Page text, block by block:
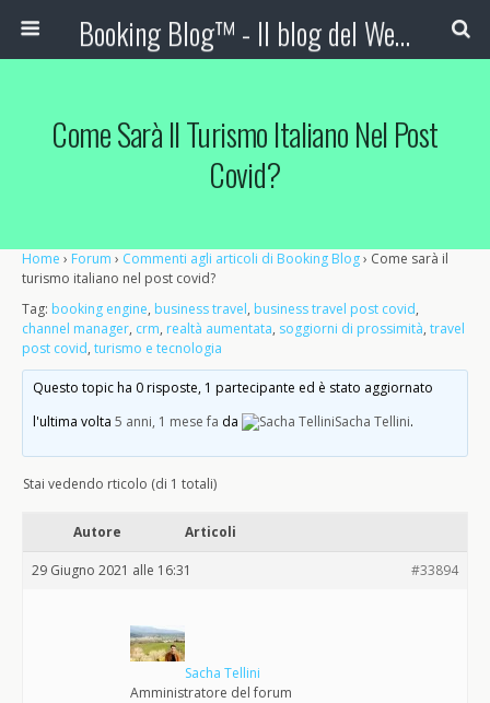
Booking Blog™ - Il blog del Web Marketing Turistico
Come Sarà Il Turismo Italiano Nel Post
Covid?
Home › Forum › Commenti agli articoli di Booking Blog› Come sarà il
turismo italiano nel post covid?
Tag: booking engine, business travel, business travel post covid,
channel manager, crm, realtà aumentata, soggiorni di prossimità, travel
post covid, turismo e tecnologia
Questo topic ha 0 risposte, 1 partecipante ed è stato aggiornato
l'ultima volta5 anni, 1 mese fa da Sacha Tellini.
Stai vedendo rticolo (di 1 totali)
Autore Articoli
29 Giugno 2021 alle 16:31 #33894
Sacha Tellini
Amministratore del forum